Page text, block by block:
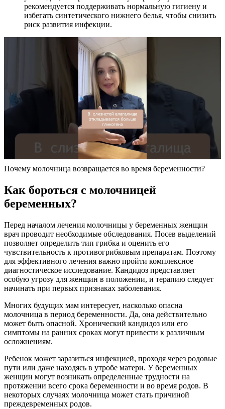
рекомендуется поддерживать нормальную гигиену и
избегать синтетического нижнего белья, чтобы снизить
риск развития инфекции.
Почему молочница возвращается во время беременности?
Как бороться с молочницей
беременных?
Перед началом лечения молочницы у беременных женщин
врач проводит необходимые обследования. Посев выделений
позволяет определить тип грибка и оценить его
чувствительность к противогрибковым препаратам. Поэтому
для эффективного лечения важно пройти комплексное
диагностическое исследование. Кандидоз представляет
особую угрозу для женщин в положении, и терапию следует
начинать при первых признаках заболевания.
Многих будущих мам интересует, насколько опасна
молочница в период беременности. Да, она действительно
может быть опасной. Хронический кандидоз или его
симптомы на ранних сроках могут привести к различным
осложнениям.
Ребенок может заразиться инфекцией, проходя через родовые
пути или даже находясь в утробе матери. У беременных
женщин могут возникать определенные трудности на
протяжении всего срока беременности и во время родов. В
некоторых случаях молочница может стать причиной
преждевременных родов.